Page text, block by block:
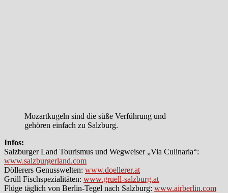
Mozartkugeln sind die süße Verführung und
gehören einfach zu Salzburg.
Infos:
Salzburger Land Tourismus und Wegweiser „Via Culinaria“:
www.salzburgerland.com
Döllerers Genusswelten: www.doellerer.at
Grüll Fischspezialitäten: www.gruell-salzburg.at
Flüge täglich von Berlin-Tegel nach Salzburg: www.airberlin.com